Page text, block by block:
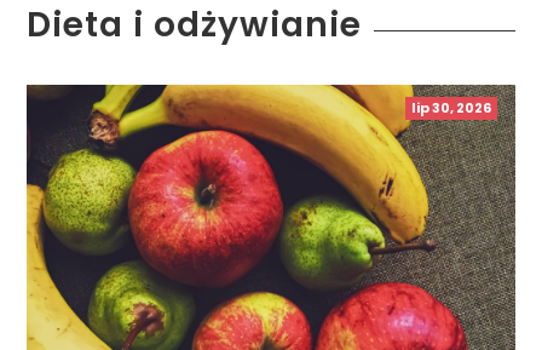
Dieta i odżywianie
lip 30, 2026